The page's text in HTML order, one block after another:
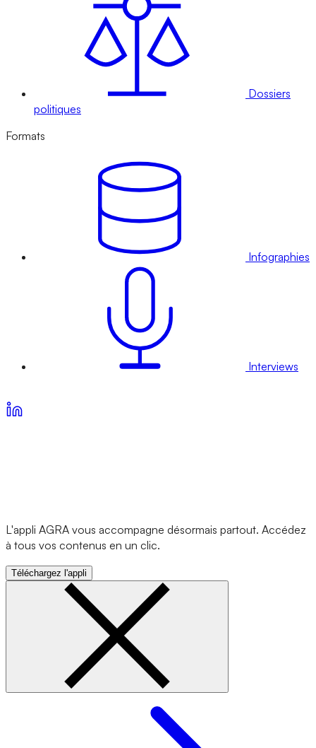
Dossiers
politiques
Formats
Infographies
Interviews
L'appli AGRA vous accompagne désormais partout. Accédez
à tous vos contenus en un clic.
Téléchargez l'appli